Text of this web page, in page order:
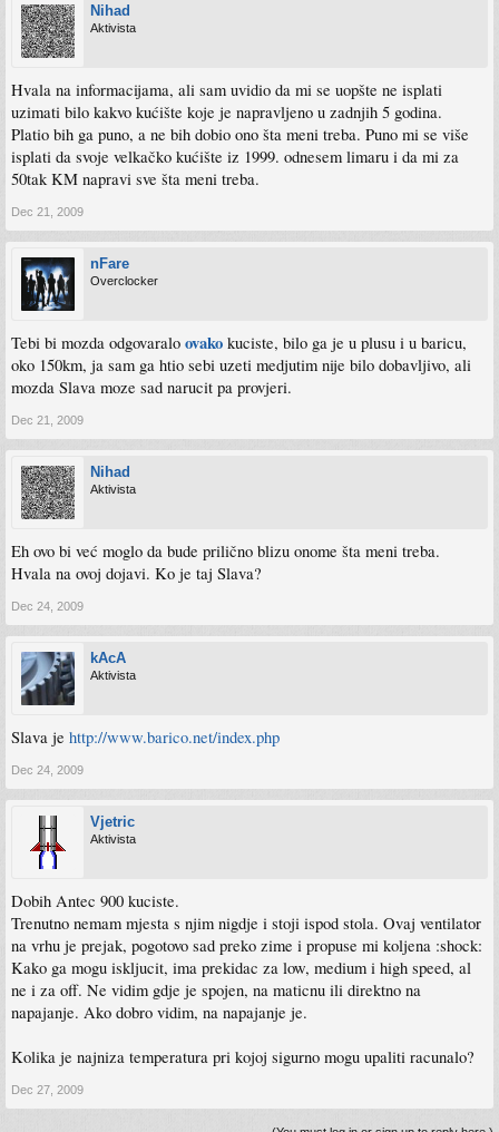
Nihad
Aktivista
Hvala na informacijama, ali sam uvidio da mi se uopšte ne isplati
uzimati bilo kakvo kućište koje je napravljeno u zadnjih 5 godina.
Platio bih ga puno, a ne bih dobio ono šta meni treba. Puno mi se više
isplati da svoje velkačko kućište iz 1999. odnesem limaru i da mi za
50tak KM napravi sve šta meni treba.
Dec 21, 2009
nFare
Overclocker
Tebi bi mozda odgovaralo ovako kuciste, bilo ga je u plusu i u baricu,
oko 150km, ja sam ga htio sebi uzeti medjutim nije bilo dobavljivo, ali
mozda Slava moze sad narucit pa provjeri.
Dec 21, 2009
Nihad
Aktivista
Eh ovo bi već moglo da bude prilično blizu onome šta meni treba.
Hvala na ovoj dojavi. Ko je taj Slava?
Dec 24, 2009
kAcA
Aktivista
Slava je http://www.barico.net/index.php
Dec 24, 2009
Vjetric
Aktivista
Dobih Antec 900 kuciste.
Trenutno nemam mjesta s njim nigdje i stoji ispod stola. Ovaj ventilator
na vrhu je prejak, pogotovo sad preko zime i propuse mi koljena :shock:
Kako ga mogu iskljucit, ima prekidac za low, medium i high speed, al
ne i za off. Ne vidim gdje je spojen, na maticnu ili direktno na
napajanje. Ako dobro vidim, na napajanje je.
Kolika je najniza temperatura pri kojoj sigurno mogu upaliti racunalo?
Dec 27, 2009